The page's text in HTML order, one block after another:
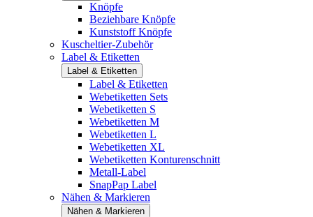
Knöpfe
Beziehbare Knöpfe
Kunststoff Knöpfe
Kuscheltier-Zubehör
Label & Etiketten
Label & Etiketten
Label & Etiketten
Webetiketten Sets
Webetiketten S
Webetiketten M
Webetiketten L
Webetiketten XL
Webetiketten Konturenschnitt
Metall-Label
SnapPap Label
Nähen & Markieren
Nähen & Markieren